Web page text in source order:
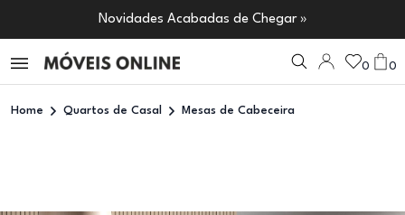
Novidades Acabadas de Chegar »
0 0
Home Quartos de Casal Mesas de Cabeceira